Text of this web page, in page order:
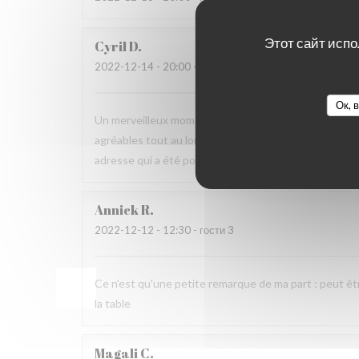
Этот сайт
Ок,
CyrilD
2022-12-14 - 20:00 - гости 2
Un merveilleux moment, dans un bel écrin à la fois
agréables tout au long du repas, quand à
adresse qui a été pour ma femme et moi une belle
AnnickR
2022-12-12 - 12:30 - гости 3
Ce n'est qu'une petite remarque de ma part : peut
la table
MagaliC